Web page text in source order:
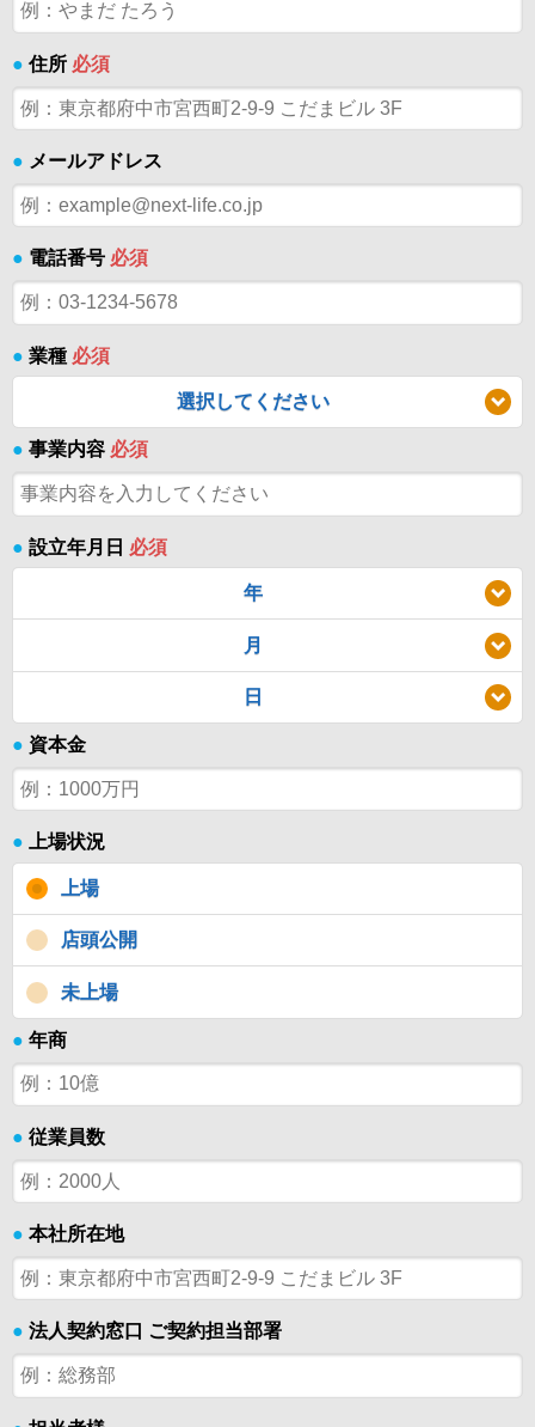
● 住所 必須
● メールアドレス
● 電話番号 必須
● 業種 必須
選択してください
● 事業内容 必須
● 設立年月日 必須
年
月
日
● 資本金
● 上場状況
上場
店頭公開
未上場
● 年商
● 従業員数
● 本社所在地
● 法人契約窓口 ご契約担当部署